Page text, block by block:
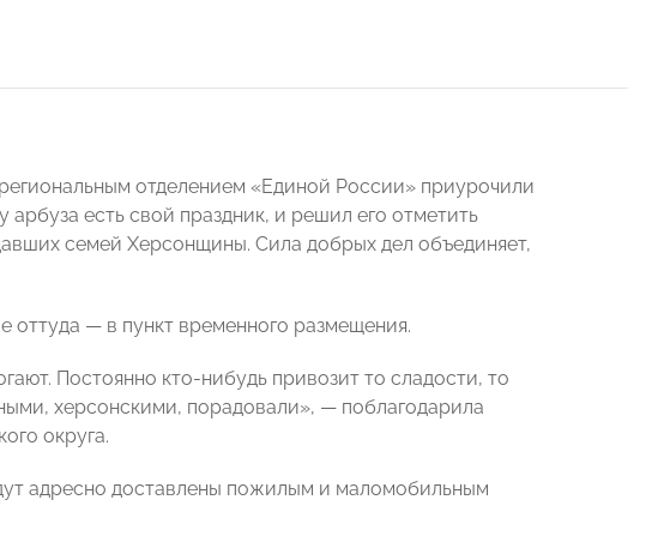
отделением «Единой России» приурочили
есть свой праздник, и решил его отметить
семей Херсонщины. Сила добрых дел объединяет,
оттуда — в пункт временного размещения.
Постоянно кто-нибудь привозит то сладости, то
херсонскими, порадовали», — поблагодарила
округа.
адресно доставлены пожилым и маломобильным